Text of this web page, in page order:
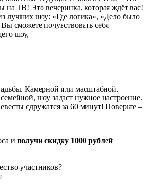
на ТВ! Это вечеринка, которая ждёт вас!
лучших шоу: «Где логика», «Дело было
сможете почувствовать себя
шоу,
Камерной или масштабной,
шоу задаст нужное настроение.
сдружатся за 60 минут! Поверьте –
и получи скидку 1000 рублей
участников?